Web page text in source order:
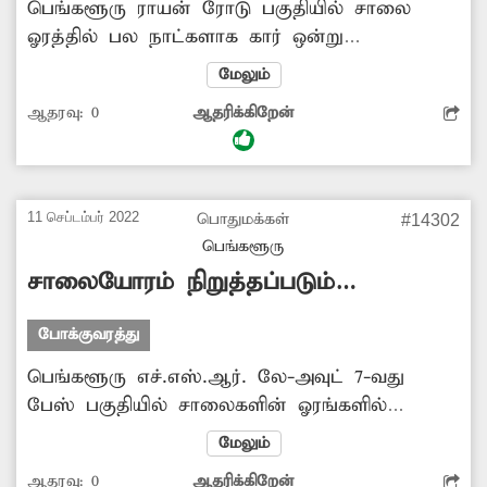
பெங்களூரு ராயன் ரோடு பகுதியில் சாலை
ஓரத்தில் பல நாட்களாக கார் ஒன்று
நிறுத்தப்பட்டுள்ளது. இந்த காரால் அந்த
பகுதியில் அடிக்கடி போக்குவரத்து பாதிப்பு
ஏற்படுகிறது. எனவே மாநகராட்சி அதிகாரிகள்
போக்குவரத்துக்கு இடையூறாக நிற்கும் அந்த
மேலும்
ஆதரவு: 0 ஆதரிக்கிறேன்
11 செப்டம்பர் 2022
பொதுமக்கள்
பெங்களூரு
#14302
சாலையோரம் நிறுத்தப்படும்
வாகனங்கள்
போக்குவரத்து
பெங்களூரு எச்.எஸ்.ஆர். லே-அவுட் 7-வது
பேஸ் பகுதியில் சாலைகளின் ஓரங்களில்
வாகனங்கள் நிறுத்தப்பட்டுள்ளன. மேலும், அந்த
சாலையில் அடிக்கடி கனரக வாகனங்கள்
மேலும்
ஆதரவு: 0 ஆதரிக்கிறேன்